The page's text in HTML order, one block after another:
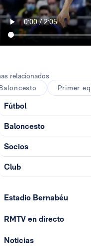
relacionados
Primer
Fútbol
Baloncesto
Socios
Club
Estadio Bernabéu
RMTV en directo
Noticias